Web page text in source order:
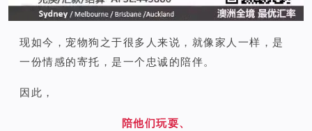
现如今，宠物狗之于很多人来说，就像家人一样，是
一份情感的寄托，是一个忠诚的陪伴。
因此，
陪他们玩耍、